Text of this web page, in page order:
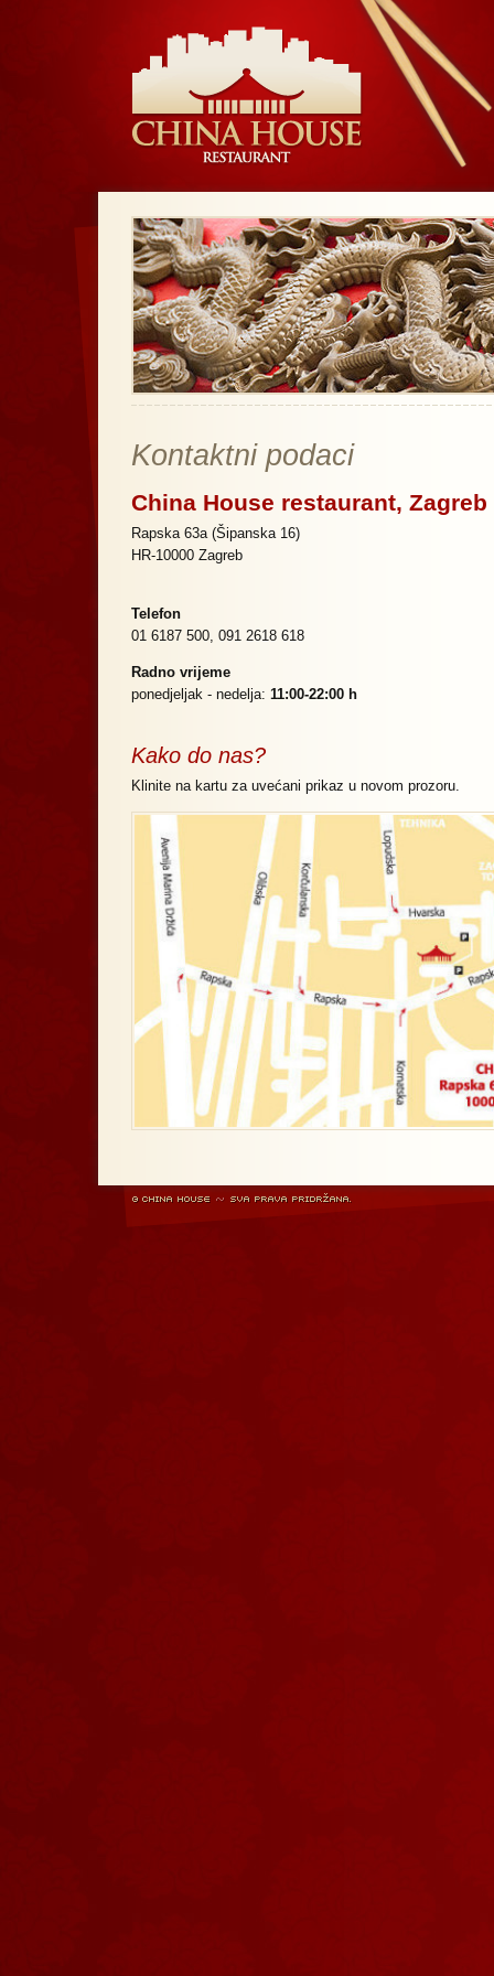
Kontaktni podaci
China House restaurant, Zagreb
Rapska 63a (Šipanska 16)
HR-10000 Zagreb
Telefon
01 6187 500, 091 2618 618
Radno vrijeme
ponedjeljak - nedelja: 11:00-22:00 h
Kako do nas?
Klinite na kartu za uvećani prikaz u novom prozoru.